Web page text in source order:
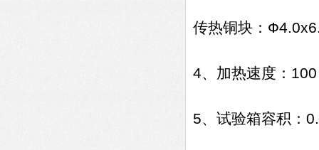
传热铜块：
4、加热速度：
5、试验箱容积：